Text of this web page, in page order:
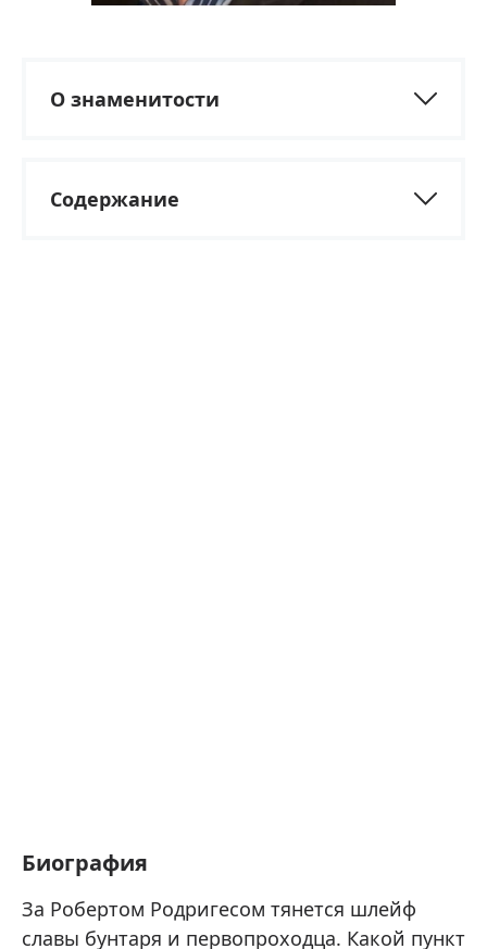
О знаменитости
Содержание
Биография
За Робертом Родригесом тянется шлейф
славы бунтаря и первопроходца. Какой пункт